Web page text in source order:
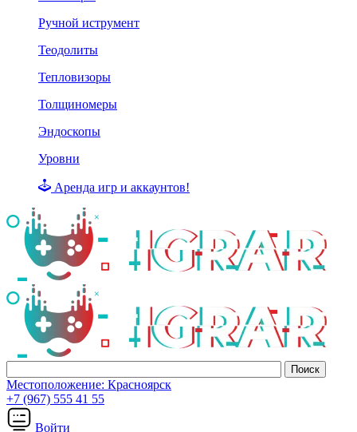
Ручной иструмент
Теодолиты
Тепловизоры
Толщиномеры
Эндоскопы
Уровни
Аренда игр и аккаунтов!
Местоположение: Красноярск
+7 (967) 555 41 55
Войти